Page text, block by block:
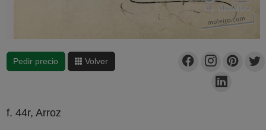
Pedir precio Volver
f. 44r, Arroz